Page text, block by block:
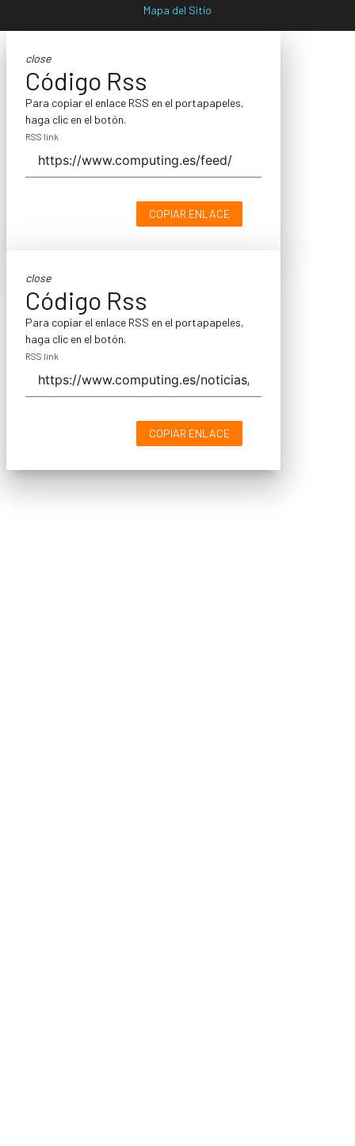
Mapa del Sitio
close
Código Rss
Para copiar el enlace RSS en el portapapeles,
haga clic en el botón.
RSS link
COPIAR ENLACE
close
Código Rss
Para copiar el enlace RSS en el portapapeles,
haga clic en el botón.
RSS link
COPIAR ENLACE